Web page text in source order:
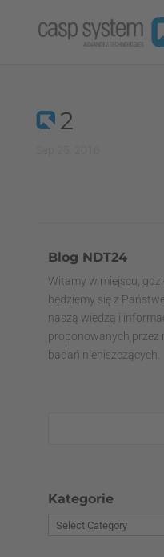
2
Blog NDT24
Witamy w miejscu,
będziemy się z
naszą wiedzą i
proponowanych przez
badań nieniszczących.
Kategorie